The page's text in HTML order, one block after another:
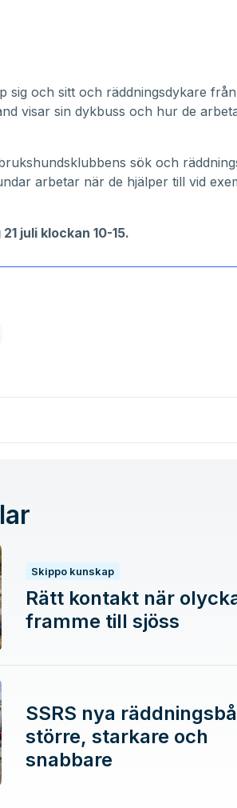
sig och sitt och räddningsdykare från
visar sin dykbuss och hur de
sök och
arbetar när de hjälper till vid
juli klockan 10-15.
Skippo kunskap
Rätt kontakt när
framme till sjöss
SSRS nya
större, starkare och
snabbare